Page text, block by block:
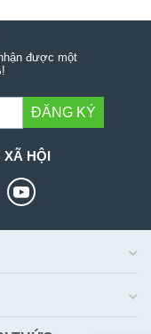
được một
ĐĂNG KÝ
XÃ HỘI